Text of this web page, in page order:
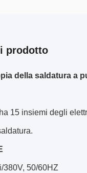
prodotto
della saldatura a
15 insiemi degli
380V, 50/60HZ